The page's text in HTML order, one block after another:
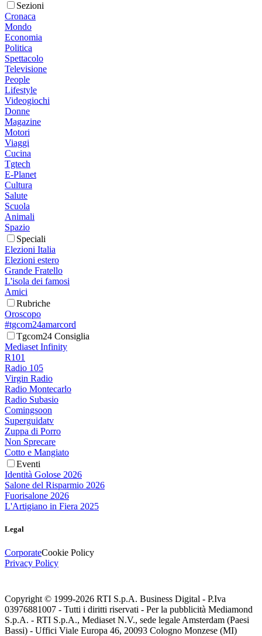
Sezioni
Cronaca
Mondo
Economia
Politica
Spettacolo
Televisione
People
Lifestyle
Videogiochi
Donne
Magazine
Motori
Viaggi
Cucina
Tgtech
E-Planet
Cultura
Salute
Scuola
Animali
Spazio
Speciali
Elezioni Italia
Elezioni estero
Grande Fratello
L'isola dei famosi
Amici
Rubriche
Oroscopo
#tgcom24amarcord
Tgcom24 Consiglia
Mediaset Infinity
R101
Radio 105
Virgin Radio
Radio Montecarlo
Radio Subasio
Comingsoon
Superguidatv
Zuppa di Porro
Non Sprecare
Cotto e Mangiato
Eventi
Identità Golose 2026
Salone del Risparmio 2026
Fuorisalone 2026
L'Artigiano in Fiera 2025
Legal
CorporateCookie Policy
Privacy Policy
Copyright © 1999-2026 RTI S.p.A. Business Digital - P.Iva
03976881007 - Tutti i diritti riservati - Per la pubblicità Mediamond
S.p.A. - RTI S.p.A., Mediaset N.V., sede legale Amsterdam (Paesi
Bassi) - Uffici Viale Europa 46, 20093 Cologno Monzese (MI)